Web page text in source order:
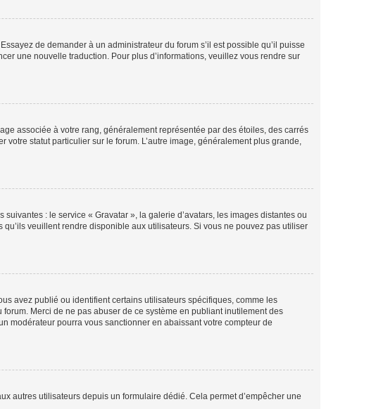
de demander à un administrateur du forum s’il est possible qu’il puisse
une nouvelle traduction. Pour plus d’informations, veuillez vous rendre sur
associée à votre rang, généralement représentée par des étoiles, des carrés
statut particulier sur le forum. L’autre image, généralement plus grande,
: le service « Gravatar », la galerie d’avatars, les images distantes ou
veuillent rendre disponible aux utilisateurs. Si vous ne pouvez pas utiliser
avez publié ou identifient certains utilisateurs spécifiques, comme les
Merci de ne pas abuser de ce système en publiant inutilement des
modérateur pourra vous sanctionner en abaissant votre compteur de
autres utilisateurs depuis un formulaire dédié. Cela permet d’empêcher une